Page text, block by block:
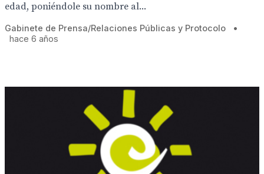
edad, poniéndole su nombre al...
Gabinete de Prensa/Relaciones Públicas y Protocolo
•
hace 6 años